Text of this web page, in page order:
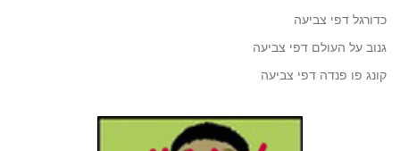
כדורגל דפי צביעה
גנוב על העולם דפי צביעה
קונג פו פנדה דפי צביעה